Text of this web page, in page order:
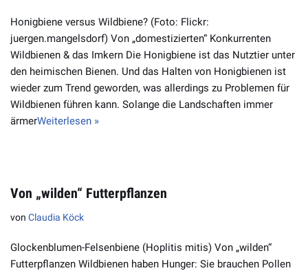
Honigbiene versus Wildbiene? (Foto: Flickr:
juergen.mangelsdorf) Von „domestizierten“ Konkurrenten
Wildbienen & das Imkern Die Honigbiene ist das Nutztier unter
den heimischen Bienen. Und das Halten von Honigbienen ist
wieder zum Trend geworden, was allerdings zu Problemen für
Wildbienen führen kann. Solange die Landschaften immer
ärmerWeiterlesen »
Von „wilden“ Futterpflanzen
von Claudia Köck
Glockenblumen-Felsenbiene (Hoplitis mitis) Von „wilden“
Futterpflanzen Wildbienen haben Hunger: Sie brauchen Pollen